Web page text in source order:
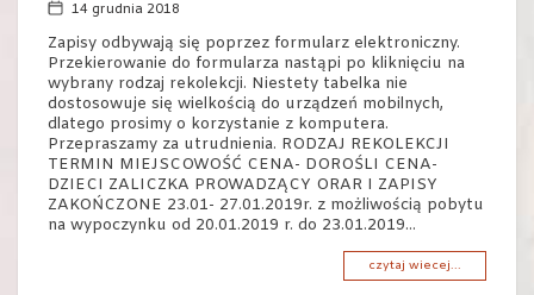
14 grudnia 2018
Zapisy odbywają się poprzez formularz elektroniczny.
Przekierowanie do formularza nastąpi po kliknięciu na
wybrany rodzaj rekolekcji. Niestety tabelka nie
dostosowuje się wielkością do urządzeń mobilnych,
dlatego prosimy o korzystanie z komputera.
Przepraszamy za utrudnienia. RODZAJ REKOLEKCJI
TERMIN MIEJSCOWOŚĆ CENA- DOROŚLI CENA-
DZIECI ZALICZKA PROWADZĄCY ORAR I ZAPISY
ZAKOŃCZONE 23.01- 27.01.2019r. z możliwością pobytu
na wypoczynku od 20.01.2019 r. do 23.01.2019...
czytaj wiecej...